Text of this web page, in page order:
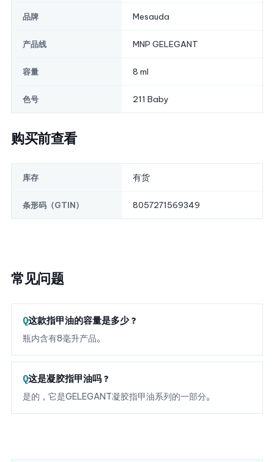
品牌 Mesauda
产品线 MNP GELEGANT
容量 8 ml
色号 211 Baby
购买前查看
库存 有货
条形码（GTIN） 8057271569349
常见问题
这款指甲油的容量是多少？
瓶内含有8毫升产品。
这是凝胶指甲油吗？
是的，它是GELEGANT凝胶指甲油系列的一部分。